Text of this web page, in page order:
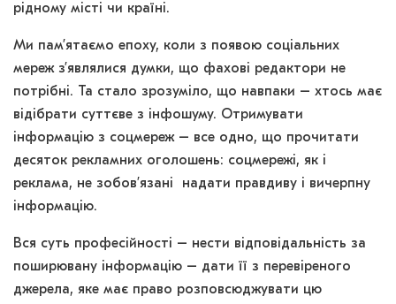
рідному місті чи країні.
Ми пам’ятаємо епоху, коли з появою соціальних
мереж з’являлися думки, що фахові редактори не
потрібні. Та стало зрозуміло, що навпаки – хтось має
відібрати суттєве з інфошуму. Отримувати
інформацію з соцмереж – все одно, що прочитати
десяток рекламних оголошень: соцмережі, як і
реклама, не зобов’язані надати правдиву і вичерпну
інформацію.
Вся суть професійності – нести відповідальність за
поширювану інформацію – дати її з перевіреного
джерела, яке має право розповсюджувати цю